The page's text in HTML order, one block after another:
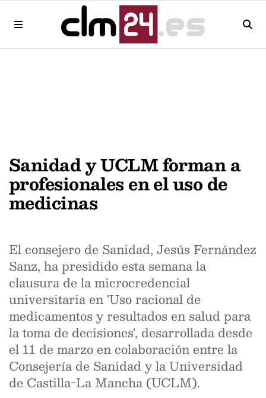
Sanidad y UCLM forman a
profesionales en el uso de
medicinas
El consejero de Sanidad, Jesús Fernández
Sanz, ha presidido esta semana la
clausura de la microcredencial
universitaria en 'Uso racional de
medicamentos y resultados en salud para
la toma de decisiones', desarrollada desde
el 11 de marzo en colaboración entre la
Consejería de Sanidad y la Universidad
de Castilla-La Mancha (UCLM).